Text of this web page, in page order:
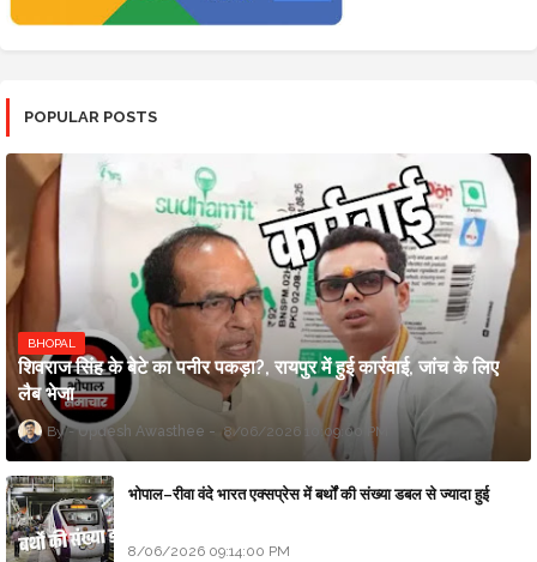
POPULAR POSTS
BHOPAL
शिवराज सिंह के बेटे का पनीर पकड़ा?, रायपुर में हुई कार्रवाई, जांच के लिए
लैब भेजा
Updesh Awasthee 8/06/2026 10:09:00 PM
भोपाल–रीवा वंदे भारत एक्सप्रेस में बर्थों की संख्या डबल से ज्यादा हुई
8/06/2026 09:14:00 PM